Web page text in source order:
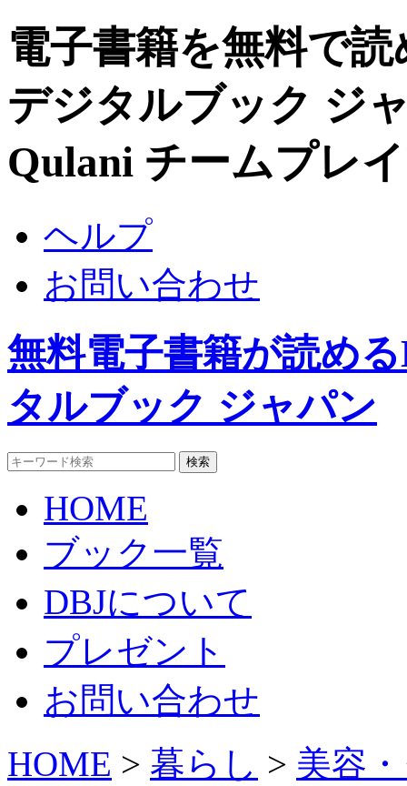
電子書籍を無料で
デジタルブック ジ
Qulani チームプレ
ヘルプ
お問い合わせ
無料電子書籍が読め
タルブック ジャパン
HOME
ブック一覧
DBJについて
プレゼント
お問い合わせ
HOME > 暮らし > 美容